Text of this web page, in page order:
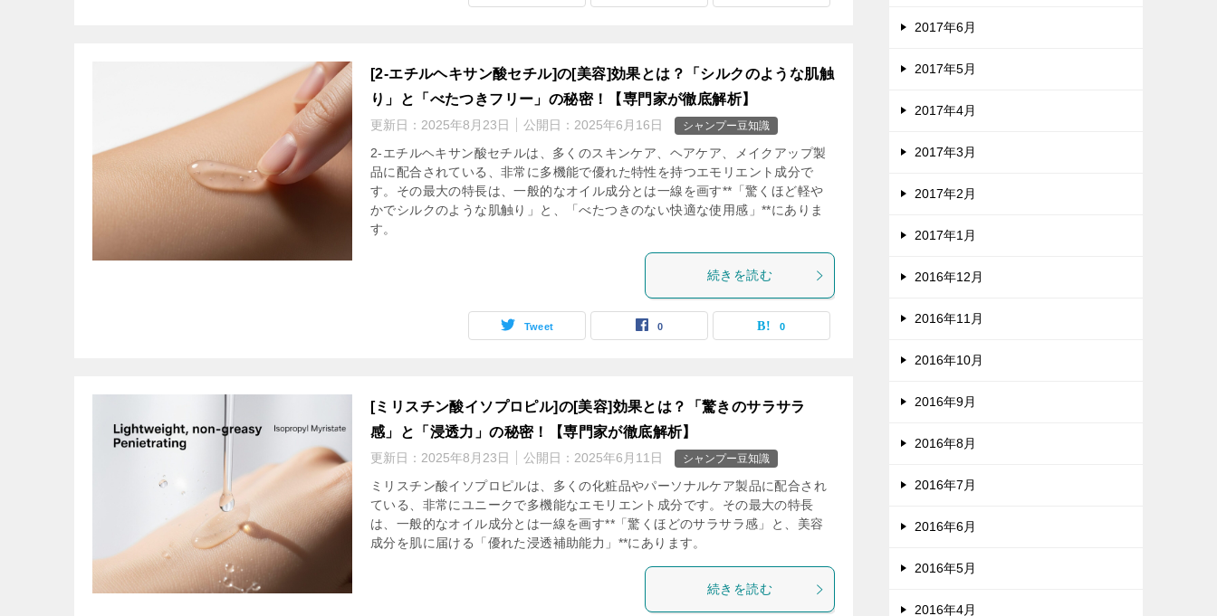
[2-エチルヘキサン酸セチル]の[美容]効果とは？「シルクのような肌触
り」と「べたつきフリー」の秘密！【専門家が徹底解析】
更新日： 2025年8月23日 公開日： 2025年6月16日 シャンプー豆知識
2-エチルヘキサン酸セチルは、多くのスキンケア、ヘアケア、メイクアップ製
品に配合されている、非常に多機能で優れた特性を持つエモリエント成分で
す。その最大の特長は、一般的なオイル成分とは一線を画す**「驚くほど軽や
かでシルクのような肌触り」と、「べたつきのない快適な使用感」**にありま
す。
続きを読む
Tweet 0 0
[ミリスチン酸イソプロピル]の[美容]効果とは？「驚きのサラサラ
感」と「浸透力」の秘密！【専門家が徹底解析】
更新日： 2025年8月23日 公開日： 2025年6月11日 シャンプー豆知識
ミリスチン酸イソプロピルは、多くの化粧品やパーソナルケア製品に配合され
ている、非常にユニークで多機能なエモリエント成分です。その最大の特長
は、一般的なオイル成分とは一線を画す**「驚くほどのサラサラ感」と、美容
成分を肌に届ける「優れた浸透補助能力」**にあります。
続きを読む
2017年6月
2017年5月
2017年4月
2017年3月
2017年2月
2017年1月
2016年12月
2016年11月
2016年10月
2016年9月
2016年8月
2016年7月
2016年6月
2016年5月
2016年4月